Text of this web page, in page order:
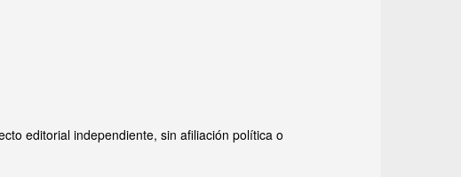
editorial independiente, sin afiliación política o